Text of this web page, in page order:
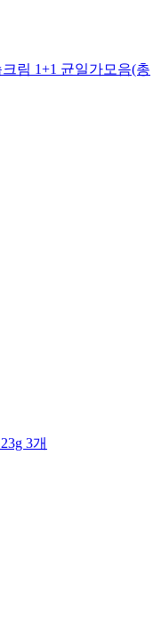
림 1+1 균일가모음(총
3개